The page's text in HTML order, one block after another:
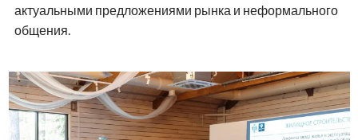
актуальными предложениями рынка и неформального
общения.